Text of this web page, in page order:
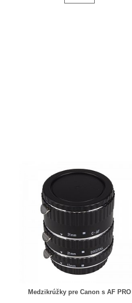
Medzikrúžky pre Canon s AF PRO